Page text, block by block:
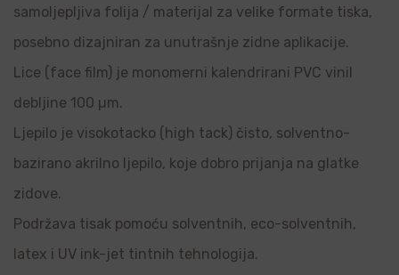
samoljepljiva folija / materijal za velike formate tiska,
posebno dizajniran za unutrašnje zidne aplikacije.
Lice (face film) je monomerni kalendrirani PVC vinil
debljine 100 µm.
Ljepilo je visokotacko (high tack) čisto, solventno-
bazirano akrilno ljepilo, koje dobro prijanja na glatke
zidove.
Podržava tisak pomoću solventnih, eco-solventnih,
latex i UV ink-jet tintnih tehnologija.